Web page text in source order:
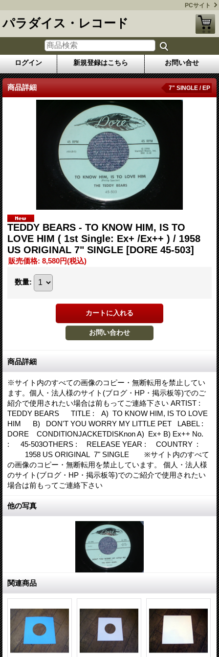
PCサイト
パラダイス・レコード
ログイン 新規登録はこちら お問い合せ
商品詳細 7" SINGLE / EP
TEDDY BEARS - TO KNOW HIM, IS TO
LOVE HIM ( 1st Single: Ex+ /Ex++ ) / 1958
US ORIGINAL 7" SINGLE [DORE 45-503]
販売価格: 8,580円(税込)
数量:
商品詳細
※サイト内のすべての画像のコピー・無断転用を禁止してい
ます。個人・法人様のサイト(ブログ・HP・掲示板等)でのご
紹介で使用されたい場合は前もってご連絡下さい ARTIST :
TEDDY BEARS TITLE : A) TO KNOW HIM, IS TO LOVE
HIM B) DON'T YOU WORRY MY LITTLE PET LABEL :
DORE CONDITIONJACKETDISKnon A) Ex+ B) Ex++ No.
: 45-503OTHERS : RELEASE YEAR : COUNTRY :
1958 US ORIGINAL 7" SINGLE ※サイト内のすべて
の画像のコピー・無断転用を禁止しています。 個人・法人様
のサイト(ブログ・HP・掲示板等)でのご紹介で使用されたい
場合は前もってご連絡下さい
他の写真
関連商品